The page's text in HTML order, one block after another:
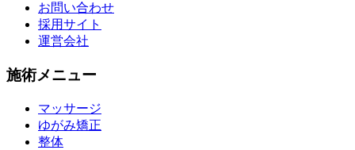
お問い合わせ
採用サイト
運営会社
施術メニュー
マッサージ
ゆがみ矯正
整体